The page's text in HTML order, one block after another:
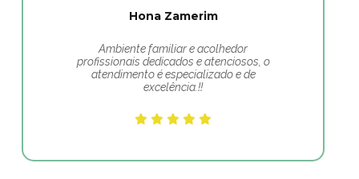
Hona Zamerim
Ambiente familiar e acolhedor
profissionais dedicados e atenciosos, o
atendimento é especializado e de
excelência.!!